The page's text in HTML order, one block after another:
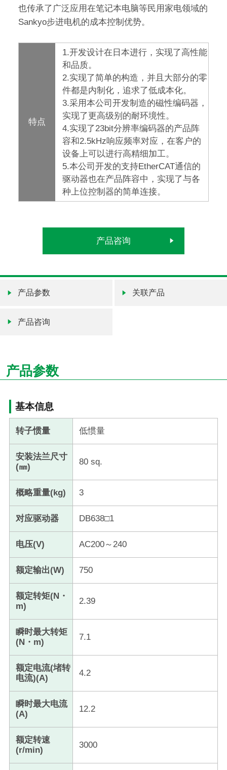
也传承了广泛应用在笔记本电脑等民用家电领域的
Sankyo步进电机的成本控制优势。
特点
1.开发设计在日本进行，实现了高性能
和品质。
2.实现了简单的构造，并且大部分的零
件都是内制化，追求了低成本化。
3.采用本公司开发制造的磁性编码器，
实现了更高级别的耐环境性。
4.实现了23bit分辨率编码器的产品阵
容和2.5kHz响应频率对应，在客户的
设备上可以进行高精细加工。
5.本公司开发的支持EtherCAT通信的
驱动器也在产品阵容中，实现了与各
种上位控制器的简单连接。
产品咨询
产品参数 关联产品
产品咨询
产品参数
基本信息
转子惯量 低惯量
安装法兰尺寸
(㎜)
80 sq.
概略重量(kg) 3
对应驱动器 DB638□1
电压(V) AC200～240
额定输出(W) 750
额定转矩(N・
m)
2.39
瞬时最大转矩
(N・m)
7.1
额定电流(堵转
电流)(A)
4.2
瞬时最大电流
(A)
12.2
额定转速
(r/min)
3000